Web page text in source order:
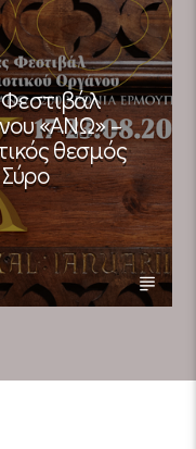
Φεστιβάλ
«ΑΝΩ» –
θεσμός